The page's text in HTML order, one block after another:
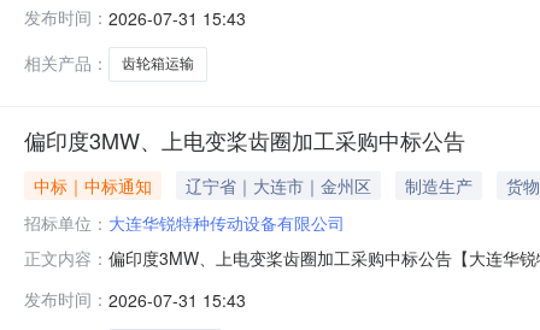
发布时间： 2026-07-31 15:43
相关产品：
齿轮箱运输
偏印度3MW、上电变桨齿圈加工采购中标公告
中标｜中标通知 辽宁省｜大连市｜金州区 制造生产
货物
招标单位： 大连华锐特种传动设备有限公司
正文内容： 偏印度3MW、上电变桨齿圈加工采购中标公告【大连华
发布时间： 2026-07-31 15:43